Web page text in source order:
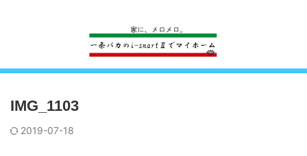
IMG_1103
2019-07-18